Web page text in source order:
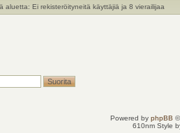
aluetta: Ei rekisteröityneitä käyttäjiä ja 8 vierailijaa
Powered by phpBB
610nm Style